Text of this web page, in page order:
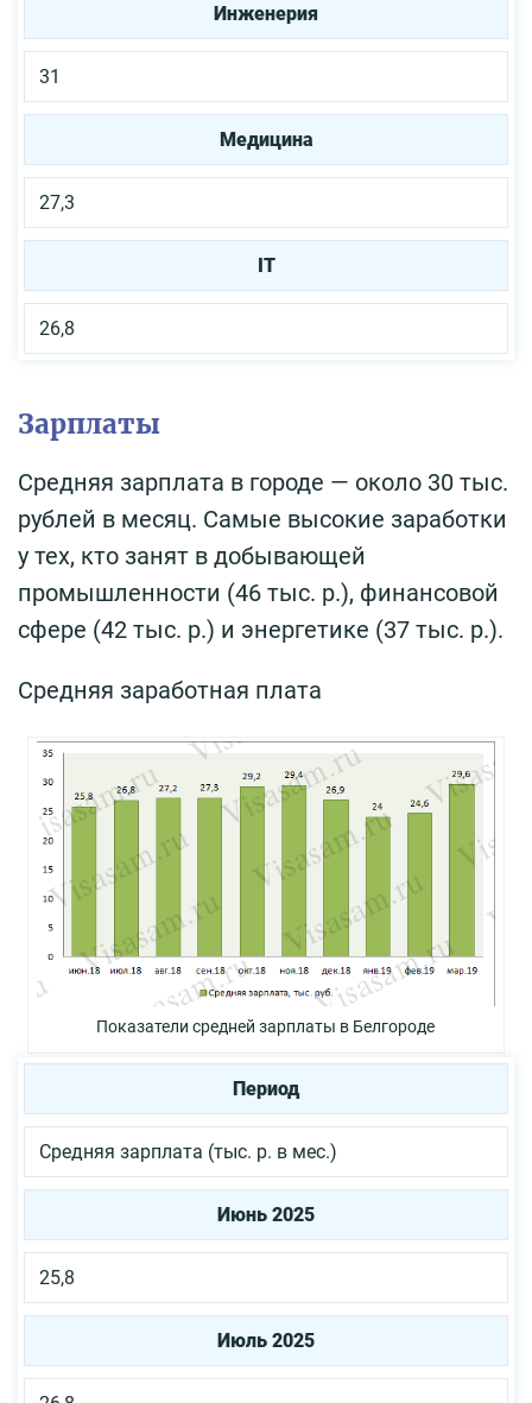
Инженерия
31
Медицина
27,3
IT
26,8
Зарплаты
Средняя зарплата в городе — около 30 тыс.
рублей в месяц. Самые высокие заработки
у тех, кто занят в добывающей
промышленности (46 тыс. р.), финансовой
сфере (42 тыс. р.) и энергетике (37 тыс. р.).
Средняя заработная плата
Показатели средней зарплаты в Белгороде
Период
Средняя зарплата (тыс. р. в мес.)
Июнь 2025
25,8
Июль 2025